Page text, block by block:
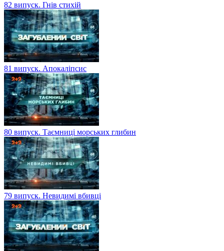
82 випуск. Гнів стихій
81 випуск. Апокаліпсис
80 випуск. Таємниці морських глибин
79 випуск. Невидимі вбивці